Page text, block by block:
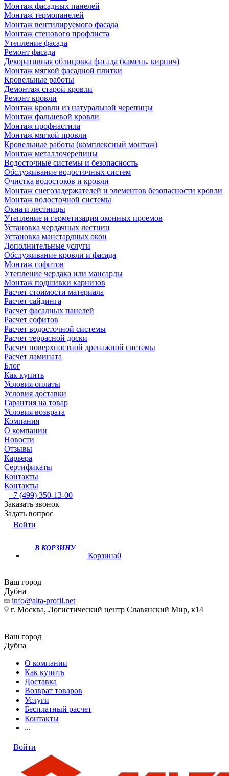
Монтаж фасадных панелей
Монтаж термопанелей
Монтаж вентилируемого фасада
Монтаж стенового профлиста
Утепление фасада
Ремонт фасада
Декоративная облицовка фасада (камень, кирпич)
Монтаж мягкой фасадной плитки
Кровельные работы
Демонтаж старой кровли
Ремонт кровли
Монтаж кровли из натуральной черепицы
Монтаж фальцевой кровли
Монтаж профнастила
Монтаж мягкой провли
Кровельные работы (комплексный монтаж)
Монтаж металлочерепицы
Водосточные системы и безопасность
Обслуживание водосточных систем
Очистка водостоков и кровли
Монтаж снегозадержателей и элементов безопасности кровли
Монтаж водосточной системы
Окна и лестницы
Утепление и герметизация оконных проемов
Установка чердачных лестниц
Установка манстардных окон
Дополнительные услуги
Обслуживание кровли и фасада
Монтаж софитов
Утепление чердака или мансарды
Монтаж подшивки карнизов
Расчет стоимости материала
Расчет сайдинга
Расчет фасадных панелей
Расчет софитов
Расчет водосточной системы
Расчет террасной доски
Расчет поверхностной дренажной системы
Расчет ламината
Блог
Как купить
Условия оплаты
Условия доставки
Гарантия на товар
Условия возврата
Компания
О компании
Новости
Отзывы
Карьера
Сертификаты
Контакты
Контакты
+7 (499) 350-13-00
Заказать звонок
Задать вопрос
Войти
В КОРЗИНУ
Корзина0
Ваш город
Дубна
info@alta-profil.net
г. Москва, Логистический центр Славянский Мир, к14
Ваш город
Дубна
О компании
Как купить
Доставка
Возврат товаров
Услуги
Бесплатный расчет
Контакты
...
Войти